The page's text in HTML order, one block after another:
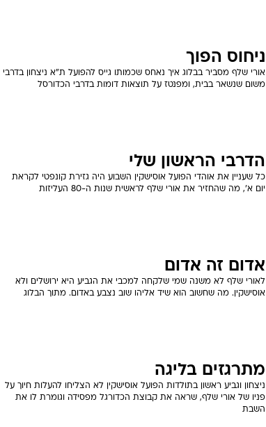
ניחוס הפוך
אורי שלף מסביר בבלוג איך נאחס שכמותו גייס להפועל ת"א ניצחון בדרבי
משום שנשאר בבית, ומפנטז על תוצאות דומות בדרבי הכדורסל
הדרבי הראשון שלי
כל שעניין את אוהדי הפועל אוסישקין השבוע היה גזירת קונפטי לקראת
יום א', מה שהחזיר את אורי שלף לראשית שנות ה-80 העליזות
אדום זה אדום
לאורי שלף לא משנה שמי שלקחה למכבי את הגביע היא ירושלים ולא
אוסישקין. מה שחשוב הוא שיד אליהו שוב נצבע באדום. מתוך הבלוג
מתרגזים בליגה
ניצחון וגביע ראשון בתולדות הפועל אוסישקין לא הצליחו להעלות חיוך על
פניו של אורי שלף, שראה את קבוצת הכדורגל מפסידה וגומרת לו את
השבת